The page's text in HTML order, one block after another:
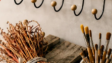
RETRO SİYAH
Ölçü
120cc